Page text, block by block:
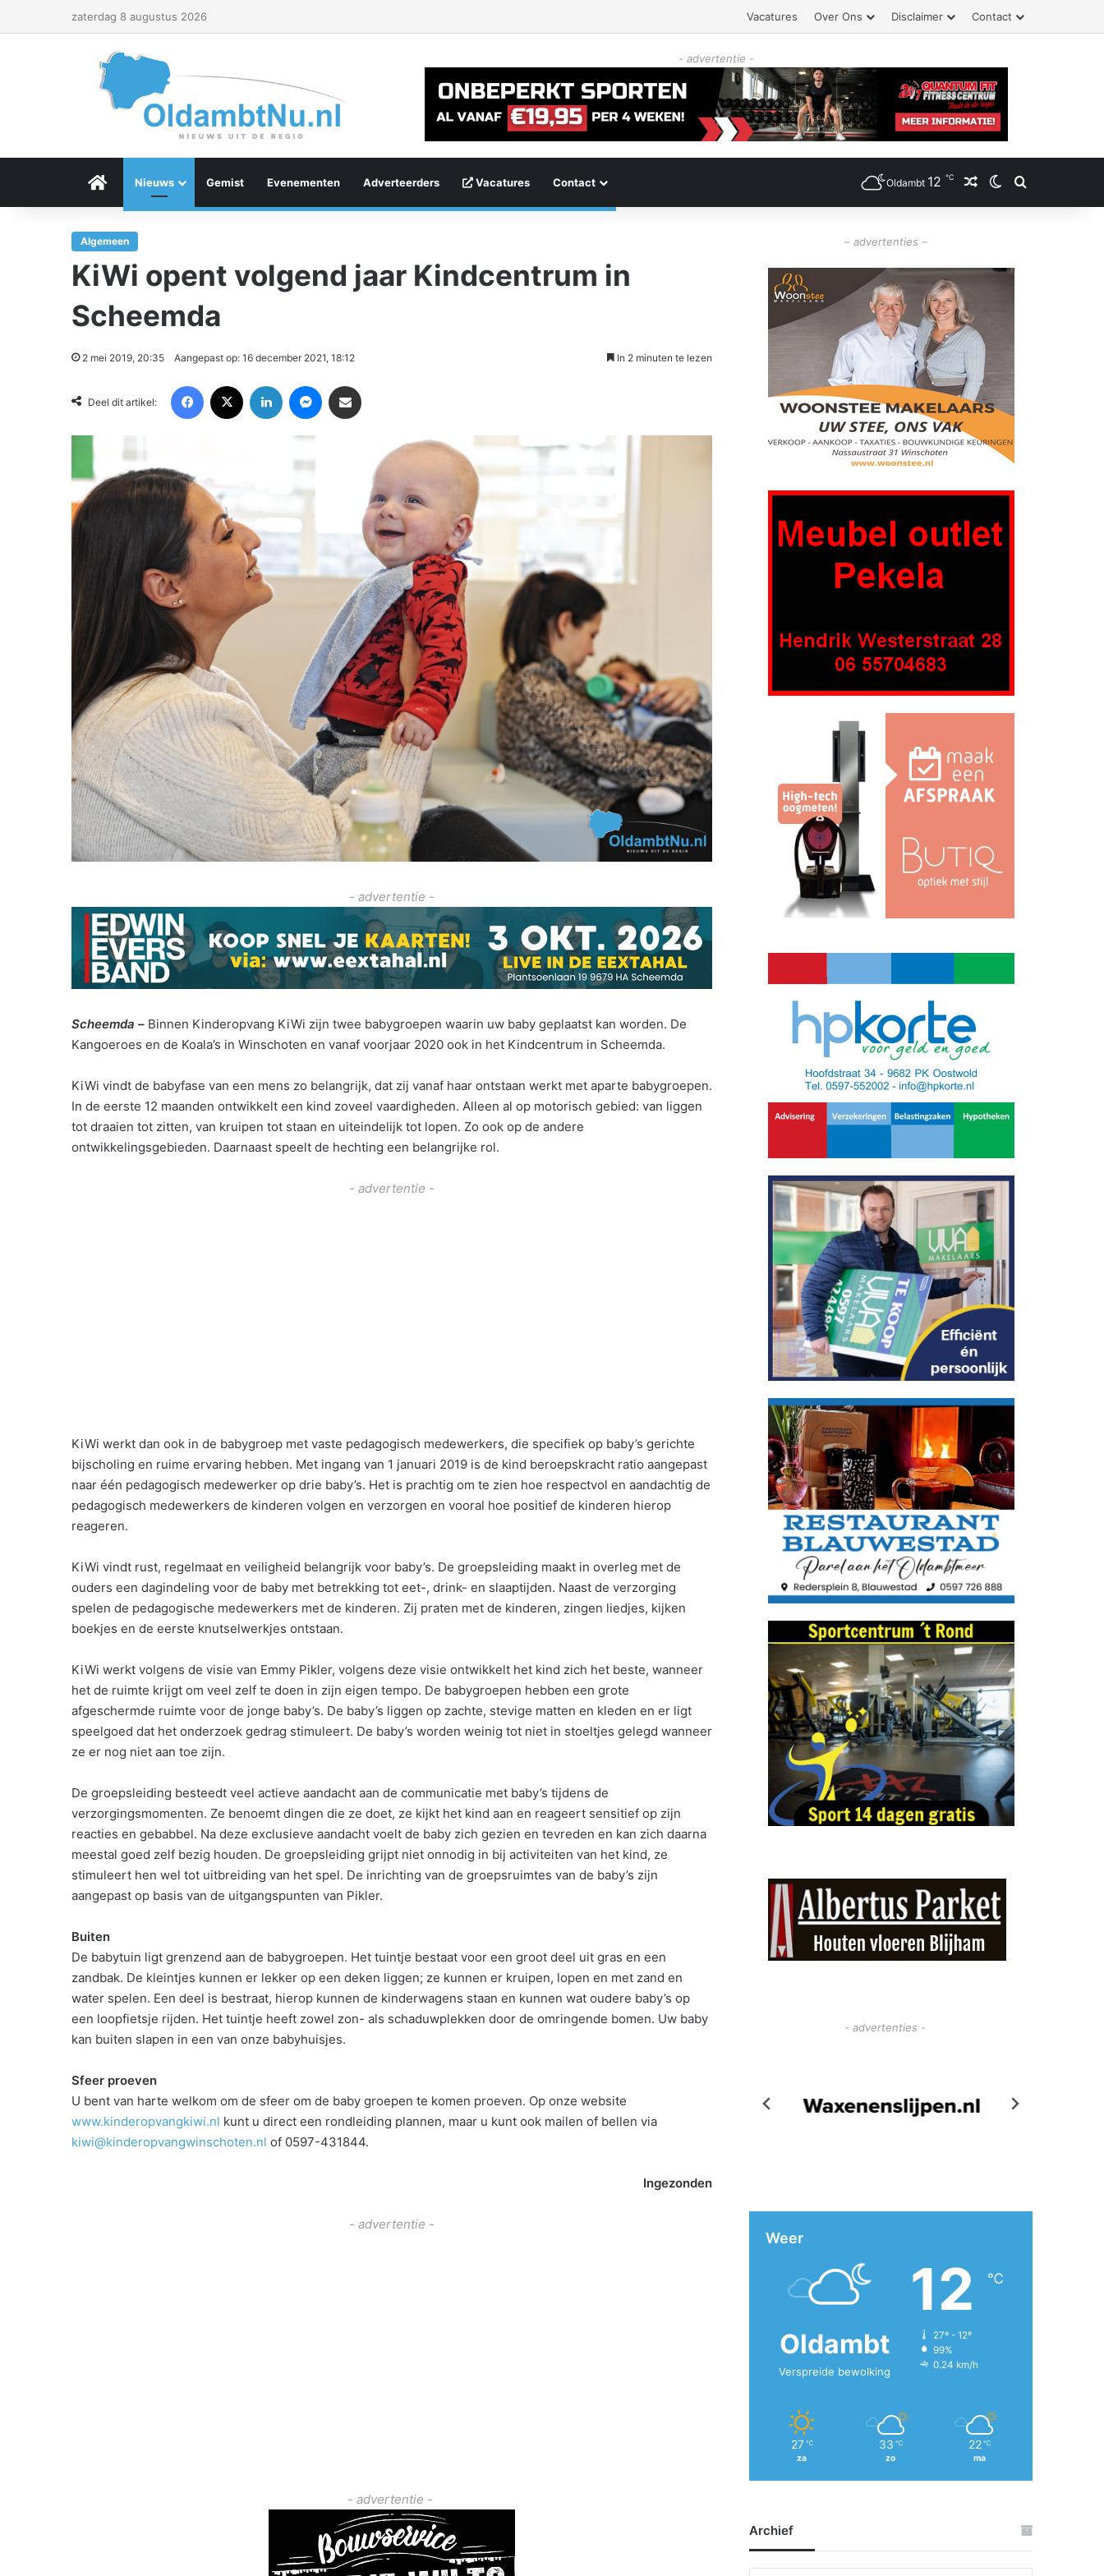
zaterdag 8 augustus 2026 Vacatures Over Ons Disclaimer Contact
- advertentie -
Menu Item
Nieuws Gemist Evenementen Adverteerders Vacatures Contact Oldambt 12 ℃ Willekeurig artikel
Switch skin
Zoeken
Algemeen
KiWi opent volgend jaar Kindcentrum in
Scheemda
2 mei 2019, 20:35 Aangepast op: 16 december 2021, 18:12 In 2 minuten te lezen
Deel dit artikel:
- advertentie -
Scheemda – Binnen Kinderopvang KiWi zijn twee babygroepen waarin uw baby geplaatst kan worden. De
Kangoeroes en de Koala’s in Winschoten en vanaf voorjaar 2020 ook in het Kindcentrum in Scheemda.
KiWi vindt de babyfase van een mens zo belangrijk, dat zij vanaf haar ontstaan werkt met aparte babygroepen.
In de eerste 12 maanden ontwikkelt een kind zoveel vaardigheden. Alleen al op motorisch gebied: van liggen
tot draaien tot zitten, van kruipen tot staan en uiteindelijk tot lopen. Zo ook op de andere
ontwikkelingsgebieden. Daarnaast speelt de hechting een belangrijke rol.
- advertentie -
KiWi werkt dan ook in de babygroep met vaste pedagogisch medewerkers, die specifiek op baby’s gerichte
bijscholing en ruime ervaring hebben. Met ingang van 1 januari 2019 is de kind beroepskracht ratio aangepast
naar één pedagogisch medewerker op drie baby’s. Het is prachtig om te zien hoe respectvol en aandachtig de
pedagogisch medewerkers de kinderen volgen en verzorgen en vooral hoe positief de kinderen hierop
reageren.
KiWi vindt rust, regelmaat en veiligheid belangrijk voor baby’s. De groepsleiding maakt in overleg met de
ouders een dagindeling voor de baby met betrekking tot eet-, drink- en slaaptijden. Naast de verzorging
spelen de pedagogische medewerkers met de kinderen. Zij praten met de kinderen, zingen liedjes, kijken
boekjes en de eerste knutselwerkjes ontstaan.
KiWi werkt volgens de visie van Emmy Pikler, volgens deze visie ontwikkelt het kind zich het beste, wanneer
het de ruimte krijgt om veel zelf te doen in zijn eigen tempo. De babygroepen hebben een grote
afgeschermde ruimte voor de jonge baby’s. De baby’s liggen op zachte, stevige matten en kleden en er ligt
speelgoed dat het onderzoek gedrag stimuleert. De baby’s worden weinig tot niet in stoeltjes gelegd wanneer
ze er nog niet aan toe zijn.
De groepsleiding besteedt veel actieve aandacht aan de communicatie met baby’s tijdens de
verzorgingsmomenten. Ze benoemt dingen die ze doet, ze kijkt het kind aan en reageert sensitief op zijn
reacties en gebabbel. Na deze exclusieve aandacht voelt de baby zich gezien en tevreden en kan zich daarna
meestal goed zelf bezig houden. De groepsleiding grijpt niet onnodig in bij activiteiten van het kind, ze
stimuleert hen wel tot uitbreiding van het spel. De inrichting van de groepsruimtes van de baby’s zijn
aangepast op basis van de uitgangspunten van Pikler.
Buiten
De babytuin ligt grenzend aan de babygroepen. Het tuintje bestaat voor een groot deel uit gras en een
zandbak. De kleintjes kunnen er lekker op een deken liggen; ze kunnen er kruipen, lopen en met zand en
water spelen. Een deel is bestraat, hierop kunnen de kinderwagens staan en kunnen wat oudere baby’s op
een loopfietsje rijden. Het tuintje heeft zowel zon- als schaduwplekken door de omringende bomen. Uw baby
kan buiten slapen in een van onze babyhuisjes.
Sfeer proeven
U bent van harte welkom om de sfeer om de baby groepen te komen proeven. Op onze website
www.kinderopvangkiwi.nl kunt u direct een rondleiding plannen, maar u kunt ook mailen of bellen via
kiwi@kinderopvangwinschoten.nl of 0597-431844.
Ingezonden
- advertentie -
- advertentie -
– advertenties –
- advertenties -
Weer
Oldambt
Verspreide bewolking
12 ℃
27º - 12º
99%
0.24 km/h
27 ℃
za
33 ℃
zo
22 ℃
ma
Archief